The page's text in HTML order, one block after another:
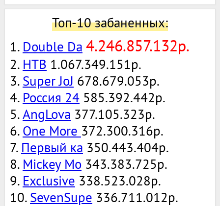
Топ-10 забаненных:
1. Double Da 4.246.857.132р.
2. НТВ 1.067.349.151р.
3. Super JoJ 678.679.053р.
4. Россия 24 585.392.442р.
5.AngLova 377.105.323р.
6. One More 372.300.316р.
7. Первый ка 350.443.404р.
8. Mickey Mo 343.383.725р.
9. Exclusive 338.523.028р.
10. SevenSupe 336.711.012р.